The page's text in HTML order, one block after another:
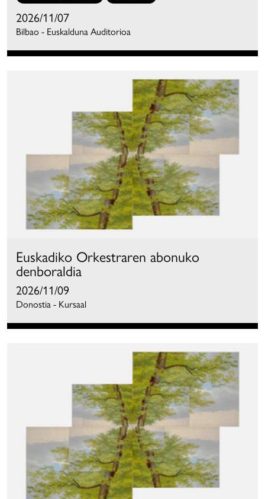
2026/11/07
Bilbao - Euskalduna Auditorioa
Euskadiko Orkestraren abonuko
denboraldia
2026/11/09
Donostia - Kursaal